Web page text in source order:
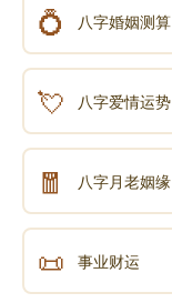
💍 八字婚姻测算
💘 八字爱情运势
🧧 八字月老姻缘
📜 事业财运